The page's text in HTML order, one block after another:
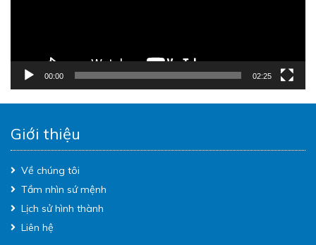
00:00 02:25
Giới thiệu
Về chúng tôi
Tầm nhìn sứ mệnh
Lịch sử hình thành
Liên hệ